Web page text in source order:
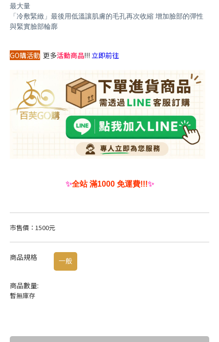
最大量
「冷敷緊緻」最後用低溫讓肌膚的毛孔再次收縮 增加臉部的彈性
與緊實臉部輪廓
GO購活動 更多活動商品!!! 立即前往
✨全站 滿1000 免運費!!!✨
市售價：1500元
商品規格 一般
商品數量:
暫無庫存